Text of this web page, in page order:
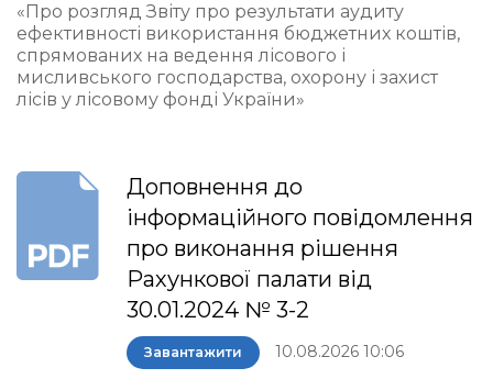
«Про розгляд Звіту про результати аудиту
ефективності використання бюджетних коштів,
спрямованих на ведення лісового і
мисливського господарства, охорону і захист
лісів у лісовому фонді України»
Доповнення до
інформаційного повідомлення
про виконання рішення
Рахункової палати від
30.01.2024 № 3-2
Завантажити 10.08.2026 10:06